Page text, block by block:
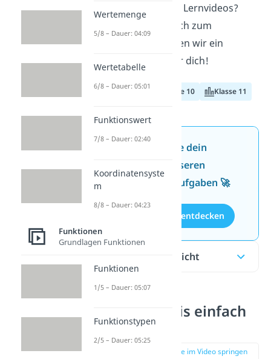
Du schaust gerne Lernvideos?
Perfekt! Denn auch zum
Einheitskreis haben wir ein
eigenesVideo für dich!
Klasse 9 Klasse 10 Klasse 11
Jetzt neu: Teste dein
Wissen mit unseren
kostenlosen Aufgaben 🚀
Aufgaben entdecken
Inhaltsübersicht
Einheitskreis einfach
erklärt
zur Stelle im Video springen
Wertemenge
5/8 – Dauer: 04:09
Wertetabelle
6/8 – Dauer: 05:01
Funktionswert
7/8 – Dauer: 02:40
Koordinatensyste
m
8/8 – Dauer: 04:23
Funktionen
Grundlagen Funktionen
Funktionen
1/5 – Dauer: 05:07
Funktionstypen
2/5 – Dauer: 05:25